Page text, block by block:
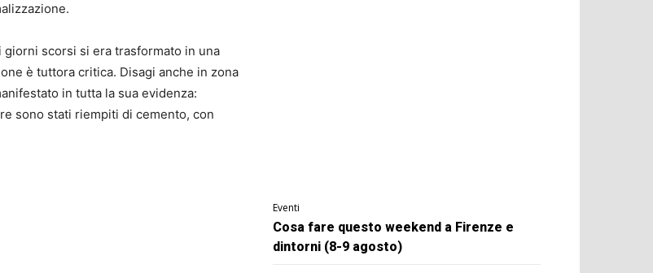
giorni scorsi si era trasformato in una
è tuttora critica. Disagi anche in zona
in tutta la sua evidenza:
sono stati riempiti di cemento, con
Eventi
Cosa fare questo weekend a Firenze e
dintorni (8-9 agosto)